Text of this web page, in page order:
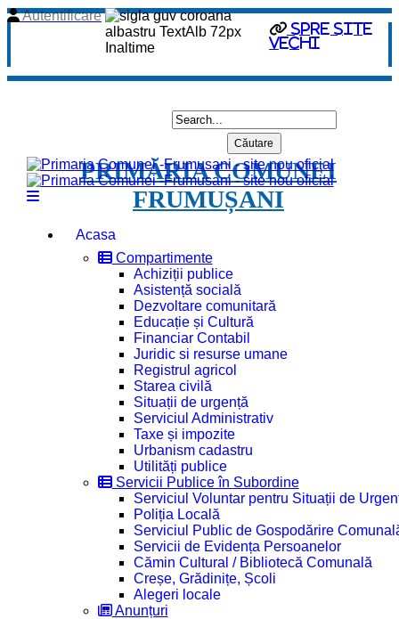
spre site
vechi
Autentificare
PRIMĂRIA COMUNEI
FRUMUȘANI
Acasa
Compartimente
Achiziții publice
Asistență socială
Dezvoltare comunitară
Educație și Cultură
Financiar Contabil
Juridic si resurse umane
Registrul agricol
Starea civilă
Situații de urgență
Serviciul Administrativ
Taxe și impozite
Urbanism cadastru
Utilități publice
Servicii Publice în Subordine
Serviciul Voluntar pentru Situații de
Poliția Locală
Serviciul Public de Gospodărire
Servicii de Evidența Persoanelor
Cămin Cultural / Bibliotecă Comunală
Creșe, Grădinițe, Școli
Alegeri locale
Anunțuri